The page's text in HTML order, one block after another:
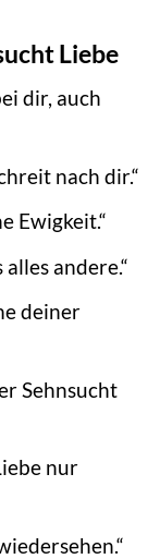
Liebe
dir, auch
nach dir.“
Ewigkeit.“
andere.“
deiner
Sehnsucht
nur